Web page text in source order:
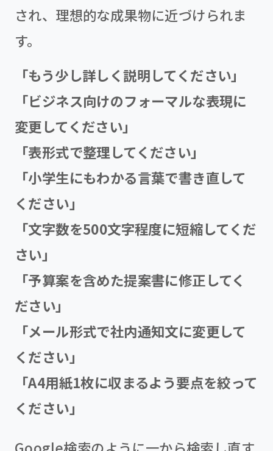
され、理想的な成果物に近づけられま
す。
「もう少し詳しく説明してください」
「ビジネス向けのフォーマルな表現に
変更してください」
「表形式で整理してください」
「小学生にもわかる言葉で書き直して
ください」
「文字数を500文字程度に短縮してくだ
さい」
「予算案を含めた提案書に修正してく
ださい」
「メール形式で社内通知文に変更して
ください」
「A4用紙1枚に収まるよう要点を絞って
ください」